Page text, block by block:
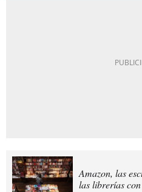
Amazon, las
las librerías